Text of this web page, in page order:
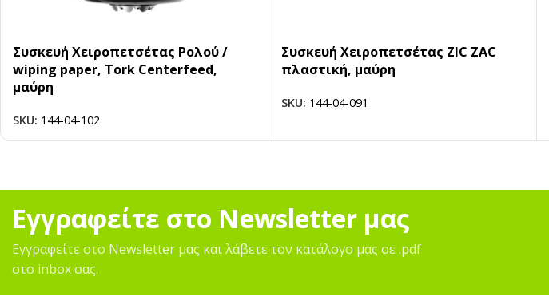
Συσκευή Xειροπετσέτας Ρολού /
wiping paper, Tork Centerfeed,
μαύρη
SKU: 144-04-102
Συσκευή Χειροπετσέτας ZIC ZAC
πλαστική, μαύρη
SKU: 144-04-091
Εγγραφείτε στο Newsletter μας
Εγγραφείτε στο Newsletter μας και λάβετε τον κατάλογο μας σε .pdf
στο inbox σας.